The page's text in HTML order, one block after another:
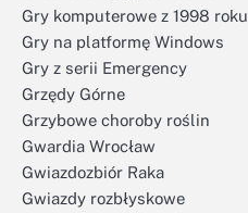
Gry komputerowe z 1998 roku
Gry na platformę Windows
Gry z serii Emergency
Grzędy Górne
Grzybowe choroby roślin
Gwardia Wrocław
Gwiazdozbiór Raka
Gwiazdy rozbłyskowe